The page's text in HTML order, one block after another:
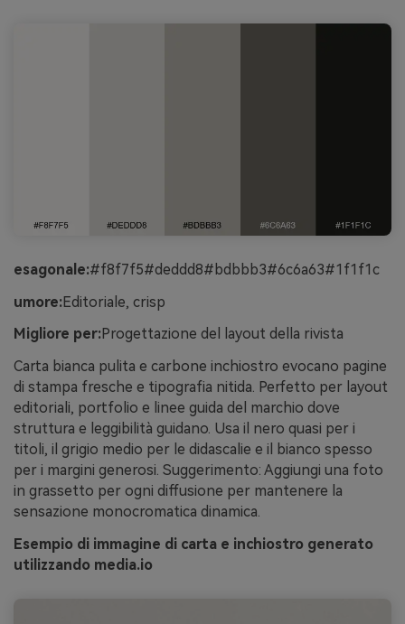
esagonale:#f8f7f5#deddd8#bdbbb3#6c6a63#1f1f1c
umore:Editoriale, crisp
Migliore per:Progettazione del layout della rivista
Carta bianca pulita e carbone inchiostro evocano pagine
di stampa fresche e tipografia nitida. Perfetto per layout
editoriali, portfolio e linee guida del marchio dove
struttura e leggibilità guidano. Usa il nero quasi per i
titoli, il grigio medio per le didascalie e il bianco spesso
per i margini generosi. Suggerimento: Aggiungi una foto
in grassetto per ogni diffusione per mantenere la
sensazione monocromatica dinamica.
Esempio di immagine di carta e inchiostro generato
utilizzando media.io